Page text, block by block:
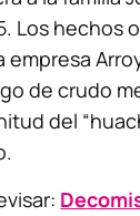
Los hechos
empresa
de crudo
del